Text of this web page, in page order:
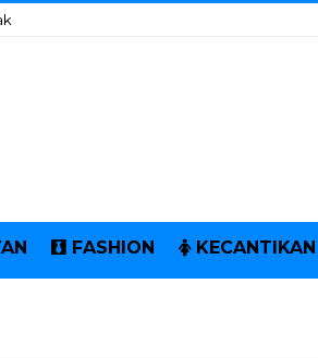
FASHION KECANTIKAN